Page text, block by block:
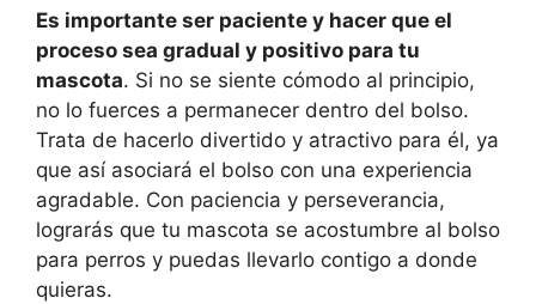
Es importante ser paciente y hacer que el
proceso sea gradual y positivo para tu
mascota. Si no se siente cómodo al principio,
no lo fuerces a permanecer dentro del bolso.
Trata de hacerlo divertido y atractivo para él, ya
que así asociará el bolso con una experiencia
agradable. Con paciencia y perseverancia,
lograrás que tu mascota se acostumbre al bolso
para perros y puedas llevarlo contigo a donde
quieras.